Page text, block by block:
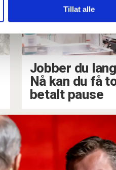
Tillat alle
Jobber du
Nå kan du få
betalt pause